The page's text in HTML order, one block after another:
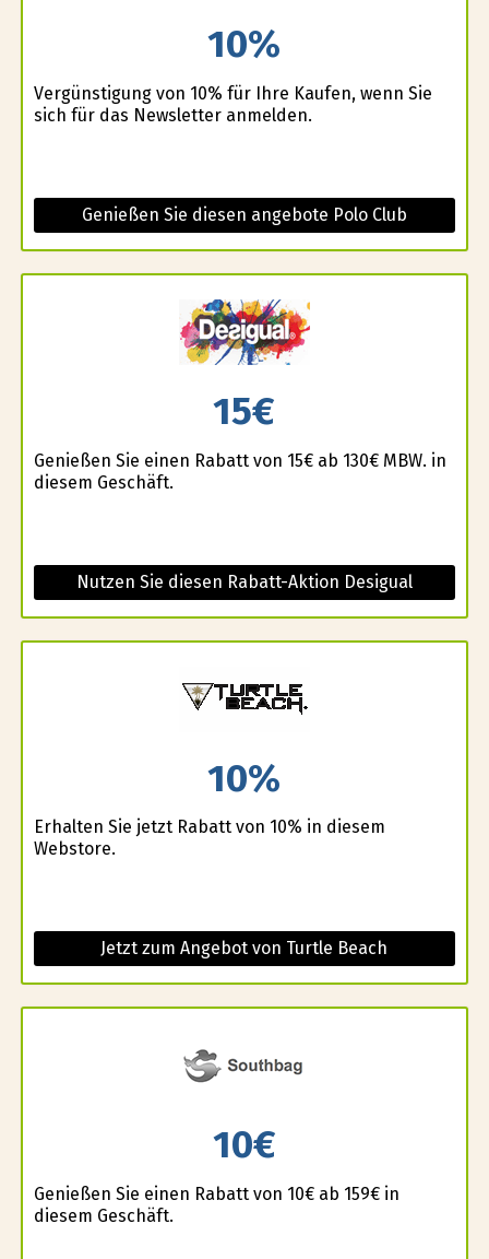
10%
Vergünstigung von 10% für Ihre Kaufen, wenn Sie
sich für das Newsletter anmelden.
Genießen Sie diesen angebote Polo Club
15€
Genießen Sie einen Rabatt von 15€ ab 130€ MBW. in
diesem Geschäft.
Nutzen Sie diesen Rabatt-Aktion Desigual
10%
Erhalten Sie jetzt Rabatt von 10% in diesem
Webstore.
Jetzt zum Angebot von Turtle Beach
10€
Genießen Sie einen Rabatt von 10€ ab 159€ in
diesem Geschäft.